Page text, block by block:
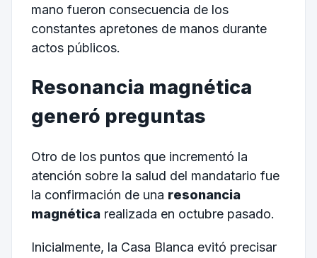
mano fueron consecuencia de los
constantes apretones de manos durante
actos públicos.
Resonancia magnética
generó preguntas
Otro de los puntos que incrementó la
atención sobre la salud del mandatario fue
la confirmación de una resonancia
magnéticarealizada en octubre pasado.
Inicialmente, la Casa Blanca evitó precisar